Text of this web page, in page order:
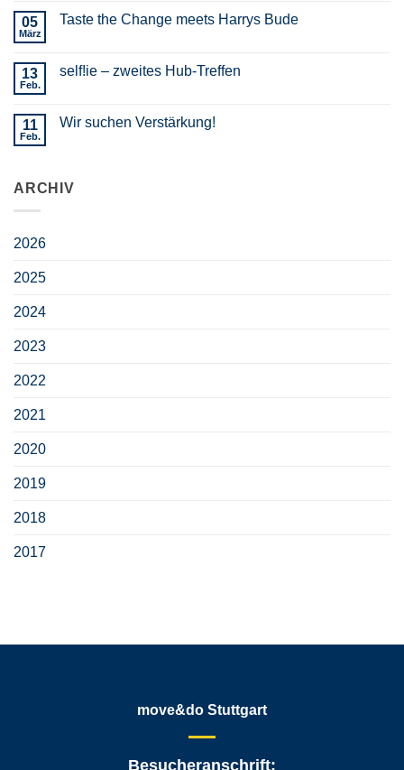
05
März
Taste the Change meets Harrys Bude
13
Feb.
self!ie – zweites Hub-Treffen
11
Feb.
Wir suchen Verstärkung!
ARCHIV
2026
2025
2024
2023
2022
2021
2020
2019
2018
2017
move&do Stuttgart
Besucheranschrift: